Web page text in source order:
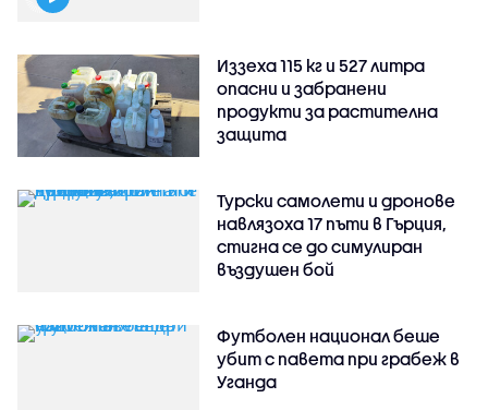
Иззеха 115 кг и 527 литра
опасни и забранени
продукти за растителна
защита
Турски самолети и дронове
навлязоха 17 пъти в Гърция,
стигна се до симулиран
въздушен бой
Футболен национал беше
убит с павета при грабеж в
Уганда